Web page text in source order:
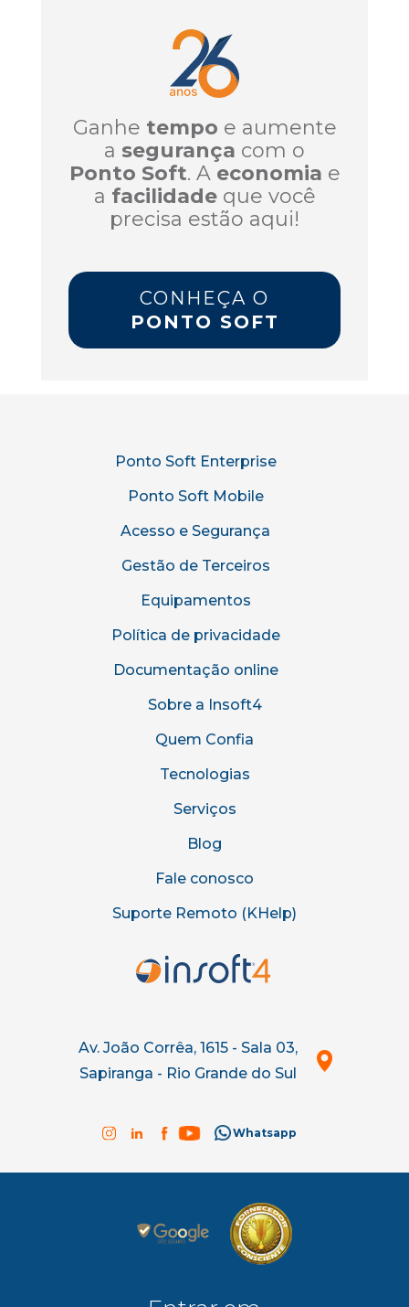
Ganhe tempo e aumente
a segurança com o
Ponto Soft. A economia e
a facilidadeque você
precisa estão aqui!
CONHEÇA O
PONTO SOFT
Ponto Soft Enterprise
Ponto Soft Mobile
Acesso e Segurança
Gestão de Terceiros
Equipamentos
Política de privacidade
Documentação online
Sobre a Insoft4
Quem Confia
Tecnologias
Serviços
Blog
Fale conosco
Suporte Remoto (KHelp)
Av. João Corrêa, 1615 - Sala 03,
Sapiranga - Rio Grande do Sul
Whatsapp